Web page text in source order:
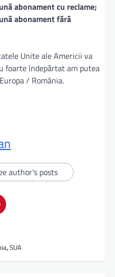
abonament cu reclame;
abonament fără
Unite ale Americii va
foarte îndepărtat am putea
/ România.
author's posts
,SUA